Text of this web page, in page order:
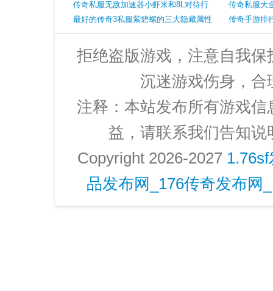
挑无敌
传奇私服无敌加速器小虾米和8L对待行
会的态度截然不同你喜欢哪种
最好的传奇3私服紫碧螺的三大隐藏属性
一个用来防御两个用来攻击
定锻造金刚
传奇私服大
么神
传奇手游排
拒绝盗版游戏，注意自我
沉迷游戏伤身，合
注释：本站发布所有游戏
益，请联系我们告知
Copyright 2026-2027
品发布网_176传奇发布网